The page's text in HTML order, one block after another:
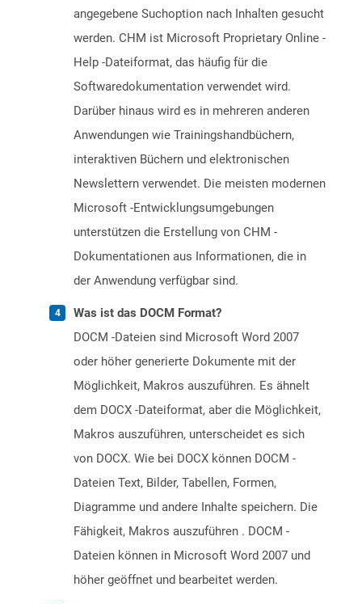
angegebene Suchoption nach Inhalten gesucht
werden. CHM ist Microsoft Proprietary Online -
Help -Dateiformat, das häufig für die
Softwaredokumentation verwendet wird.
Darüber hinaus wird es in mehreren anderen
Anwendungen wie Trainingshandbüchern,
interaktiven Büchern und elektronischen
Newslettern verwendet. Die meisten modernen
Microsoft -Entwicklungsumgebungen
unterstützen die Erstellung von CHM -
Dokumentationen aus Informationen, die in
der Anwendung verfügbar sind.
Was ist das DOCM Format?
DOCM -Dateien sind Microsoft Word 2007
oder höher generierte Dokumente mit der
Möglichkeit, Makros auszuführen. Es ähnelt
dem DOCX -Dateiformat, aber die Möglichkeit,
Makros auszuführen, unterscheidet es sich
von DOCX. Wie bei DOCX können DOCM -
Dateien Text, Bilder, Tabellen, Formen,
Diagramme und andere Inhalte speichern. Die
Fähigkeit, Makros auszuführen . DOCM -
Dateien können in Microsoft Word 2007 und
höher geöffnet und bearbeitet werden.